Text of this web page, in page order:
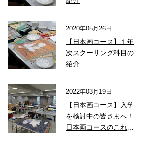
2020年05月26日
【日本画コース】１年
次スクーリング科目の
紹介
2022年03月19日
【日本画コース】入学
を検討中の皆さまへ！
日本画コースのこれだ